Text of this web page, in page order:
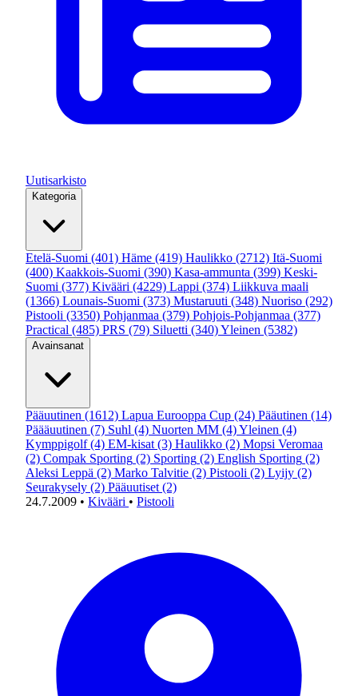
Uutisarkisto
Kategoria
Etelä-Suomi (401) Häme (419) Haulikko (2712) Itä-Suomi
(400) Kaakkois-Suomi (390) Kasa-ammunta (399) Keski-
Suomi (377) Kivääri (4229) Lappi (374) Liikkuva maali
(1366) Lounais-Suomi (373) Mustaruuti (348) Nuoriso (292)
Pistooli (3350) Pohjanmaa (379) Pohjois-Pohjanmaa (377)
Practical (485) PRS (79) Siluetti (340)Yleinen (5382)
Avainsanat
Pääuutinen (1612) Lapua Eurooppa Cup (24) Pääutinen (14)
Päääuutinen (7) Suhl (4) Nuorten MM (4)Yleinen (4)
Kymppigolf (4) EM-kisat (3) Haulikko (2) Mopsi Veromaa
(2) Compak Sporting (2) Sporting (2) English Sporting (2)
Aleksi Leppä (2) Marko Talvitie (2) Pistooli (2) Lyijy (2)
Seurakysely (2) Pääuutiset (2)
24.7.2009 • Kivääri • Pistooli